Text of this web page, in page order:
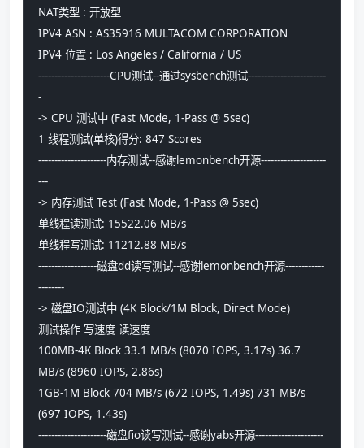
NAT类型 : 开放型
IPV4 ASN : AS35916 MULTACOM CORPORATION
IPV4 位置 : Los Angeles / California / US
----------------------CPU测试--通过sysbench测试------------------------
-
-> CPU 测试中 (Fast Mode, 1-Pass @ 5sec)
1 线程测试(单核)得分: 847 Scores
---------------------内存测试--感谢lemonbench开源--------------------
---
-> 内存测试 Test (Fast Mode, 1-Pass @ 5sec)
单线程读测试: 15522.06 MB/s
单线程写测试: 11212.88 MB/s
------------------磁盘dd读写测试--感谢lemonbench开源------------
--------
-> 磁盘IO测试中 (4K Block/1M Block, Direct Mode)
测试操作 写速度 读速度
100MB-4K Block 33.1 MB/s (8070 IOPS, 3.17s) 36.7
MB/s (8960 IOPS, 2.86s)
1GB-1M Block 704 MB/s (672 IOPS, 1.49s) 731 MB/s
(697 IOPS, 1.43s)
---------------------磁盘fio读写测试--感谢yabs开源---------------------